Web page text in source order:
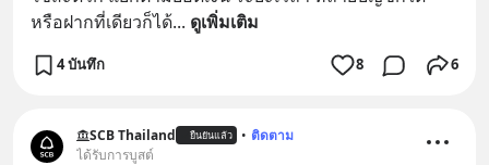
หรือฝากที่เดียวก็ได้... ดูเพิ่มเติม
4 บันทึก 8 6
SCB Thailand ยืนยันแล้ว • ติดตาม
ได้รับการบูสต์